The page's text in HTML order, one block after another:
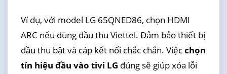
Ví dụ, với model LG 65QNED86, chọn HDMI
ARC nếu dùng đầu thu Viettel. Đảm bảo thiết bị
đầu thu bật và cáp kết nối chắc chắn. Việcchọn
tín hiệu đầu vào tivi LG đúng sẽ giúp xóa lỗi